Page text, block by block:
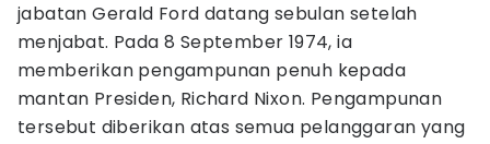
jabatan Gerald Ford datang sebulan setelah
menjabat. Pada 8 September 1974, ia
memberikan pengampunan penuh kepada
mantan Presiden, Richard Nixon. Pengampunan
tersebut diberikan atas semua pelanggaran yang